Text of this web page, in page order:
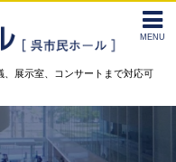
展示室、コンサートまで対応可
MENU